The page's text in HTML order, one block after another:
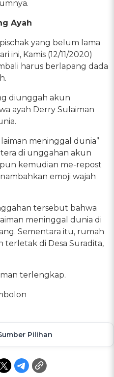
Ayah
yang belum lama
ini, Kamis (12/11/2020)
harus berlapang dada
diunggah akun
ayah Derry Sulaiman
meninggal dunia”
di unggahan akun
kemudian me-repost
emoji wajah
tersebut bahwa
meninggal dunia di
Sementara itu, rumah
terletak di Desa Suradita,
terlengkap.
Pilihan